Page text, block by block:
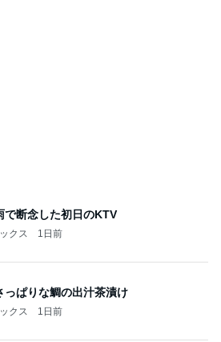
で断念した初日のKTV
クス 1日前
っぱりな鯛の出汁茶漬け
クス 1日前